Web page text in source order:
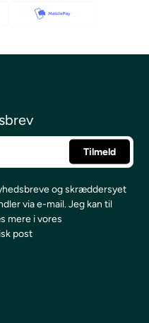
og skræddersyet
via e-mail. Jeg kan til
mere i vores
post